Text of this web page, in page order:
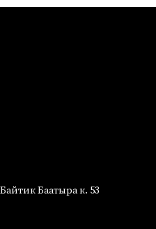
Баатыра к. 53